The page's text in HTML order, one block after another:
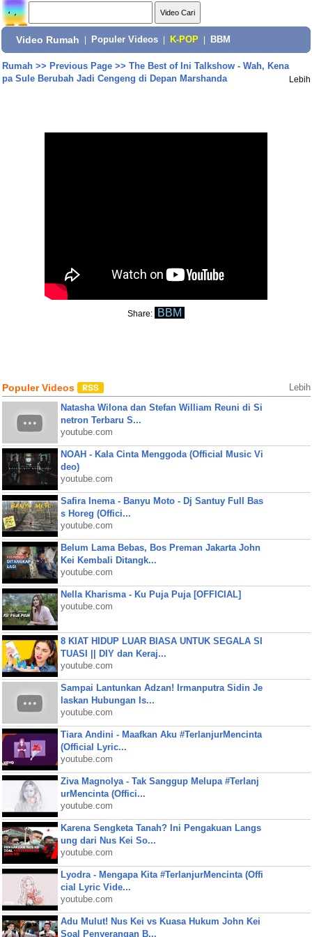
Video Rumah Populer Videos K-POP BBM
Rumah>> Previous Page>> The Best of Ini Talkshow - Wah, Kena
pa Sule Berubah Jadi Cengeng di Depan Marshanda
Lebih
Share: BBM
Populer Videos Lebih
Natasha Wilona dan Stefan William Reuni di Si
netron Terbaru S...
youtube.com
NOAH - Kala Cinta Menggoda (Official Music Vi
deo)
youtube.com
Safira Inema - Banyu Moto - Dj Santuy Full Bas
s Horeg (Offici...
youtube.com
Belum Lama Bebas, Bos Preman Jakarta John
Kei Kembali Ditangk...
youtube.com
Nella Kharisma - Ku Puja Puja [OFFICIAL]
youtube.com
8 KIAT HIDUP LUAR BIASA UNTUK SEGALA SI
TUASI || DIY dan Keraj...
youtube.com
Sampai Lantunkan Adzan! Irmanputra Sidin Je
laskan Hubungan Is...
youtube.com
Tiara Andini - Maafkan Aku #TerlanjurMencinta
(Official Lyric...
youtube.com
Ziva Magnolya - Tak Sanggup Melupa #Terlanj
urMencinta (Offici...
youtube.com
Karena Sengketa Tanah? Ini Pengakuan Langs
ung dari Nus Kei So...
youtube.com
Lyodra - Mengapa Kita #TerlanjurMencinta (Offi
cial Lyric Vide...
youtube.com
Adu Mulut! Nus Kei vs Kuasa Hukum John Kei
Soal Penyerangan B...